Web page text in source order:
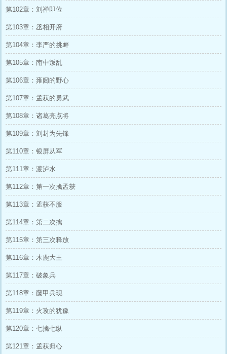
第102章：刘禅即位
第103章：丞相开府
第104章：李严的挑衅
第105章：南中叛乱
第106章：雍闿的野心
第107章：孟获的勇武
第108章：诸葛亮点将
第109章：刘封为先锋
第110章：银屏从军
第111章：渡泸水
第112章：第一次擒孟获
第113章：孟获不服
第114章：第二次擒
第115章：第三次释放
第116章：木鹿大王
第117章：破象兵
第118章：藤甲兵现
第119章：火攻的犹豫
第120章：七擒七纵
第121章：孟获归心